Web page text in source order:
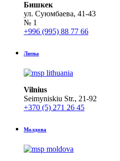
Бишкек
ул. Суюмбаева, 41-43
№ 1
+996 (995) 88 77 66
Литва
Vilnius
Seimyniskiu Str., 21-92
+370 (5) 271 26 45
Молдова